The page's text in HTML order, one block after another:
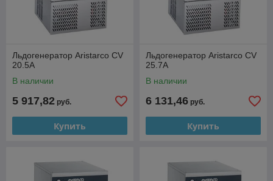
Льдогенератор Aristarco CV
20.5A
В наличии
5 917,82 руб.
Купить
Льдогенератор Aristarco CV
25.7A
В наличии
6 131,46 руб.
Купить